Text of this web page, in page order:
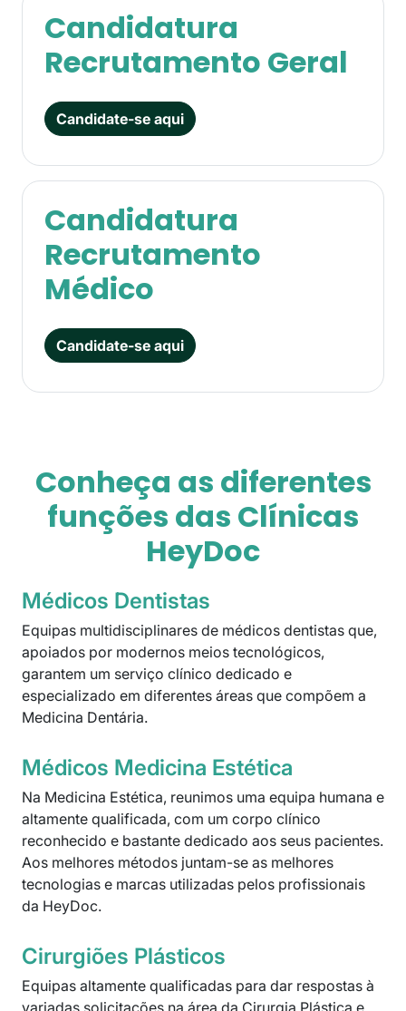
Candidatura
Recrutamento Geral
Candidate-se aqui
Candidatura
Recrutamento
Médico
Candidate-se aqui
Conheça as diferentes
funções das Clínicas
HeyDoc
Médicos Dentistas
Equipas multidisciplinares de médicos dentistas que,
apoiados por modernos meios tecnológicos,
garantem um serviço clínico dedicado e
especializado em diferentes áreas que compõem a
Medicina Dentária.
Médicos Medicina Estética
Na Medicina Estética, reunimos uma equipa humana e
altamente qualificada, com um corpo clínico
reconhecido e bastante dedicado aos seus pacientes.
Aos melhores métodos juntam-se as melhores
tecnologias e marcas utilizadas pelos profissionais
da HeyDoc.
Cirurgiões Plásticos
Equipas altamente qualificadas para dar respostas à
variadas solicitações na área da Cirurgia Plástica e